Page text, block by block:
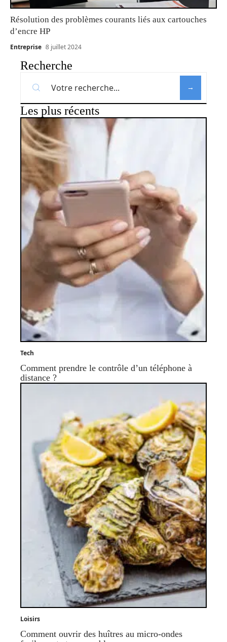
Résolution des problèmes courants liés aux cartouches
d’encre HP
Entreprise 8 juillet 2024
Recherche
Les plus récents
Tech
Comment prendre le contrôle d’un téléphone à
distance ?
Loisirs
Comment ouvrir des huîtres au micro-ondes